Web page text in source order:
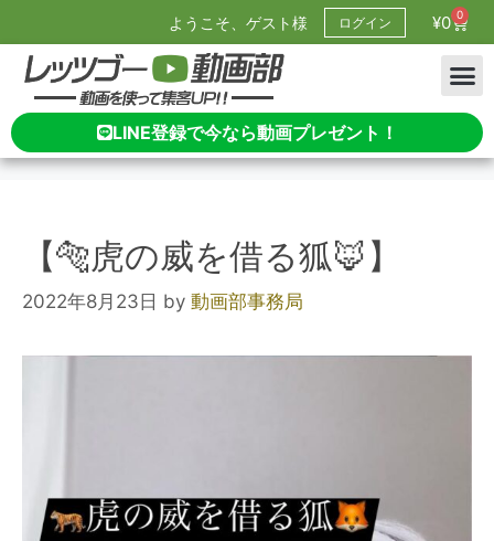
ようこそ、ゲスト様 ログイン ¥0 0
LINE登録で今なら動画プレゼント！
【🐅虎の威を借る狐🦊】
2022年8月23日 by 動画部事務局